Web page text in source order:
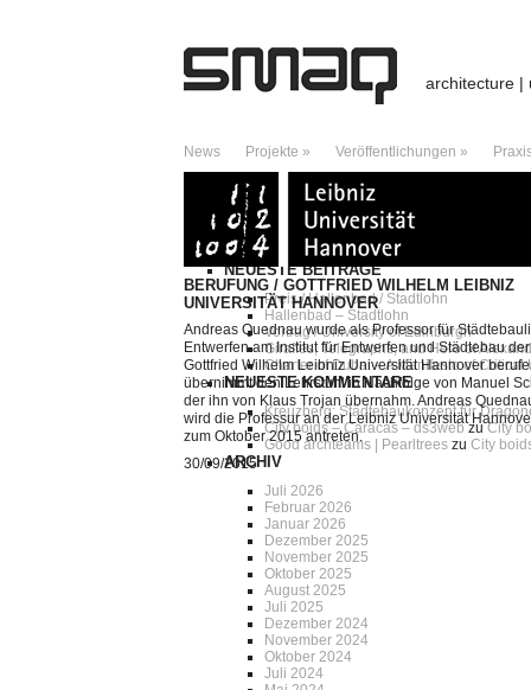
architecture |
News Projekte » Veröffentlichungen »
ARCHIV DES MONATS: SEPTEMBER 2015
BERUFUNG / GOTTFRIED WILHELM LEIBNIZ
UNIVERSITÄT HANNOVER
Andreas Quednau wurde als Professor für
Entwerfen am Institut für Entwerfen und Städtebau der
Gottfried Wilhelm Leibniz Universität Hannover
übernimmt den Lehrstuhl in Nachfolge von Manuel
der ihn von Klaus Trojan übernahm. Andreas
wird die Professur an der Leibniz Universität
zum Oktober 2015 antreten.
30/09/2015
Suche »
NEUESTE BEITRÄGE
Preis / Hallenbad / Stadtlohn
Hallenbad – Stadtlohn
Vortrag / University of Edinburgh
Giraffes, Telegraphs, and Hero of
Charter of Dubai – A Manifesto of Critical
NEUESTE KOMMENTARE
Kreuzberg: Städtebaukonzept für
City boids – Caracas – ds3webzuCity
Good archteams | Pearltrees zu City
ARCHIV
Juli 2026
Februar 2026
Januar 2026
Dezember 2025
November 2025
Oktober 2025
August 2025
Juli 2025
Dezember 2024
November 2024
Oktober 2024
Juli 2024